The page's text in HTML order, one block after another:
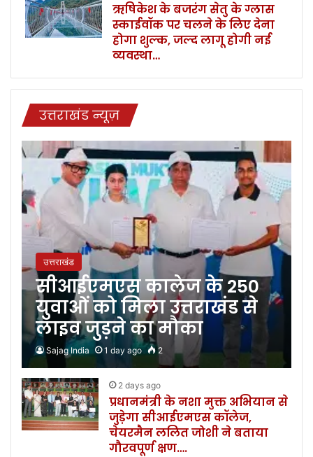
ऋषिकेश के बजरंग सेतु के ग्लास
स्काईवॉक पर चलने के लिए देना
होगा शुल्क, जल्द लागू होगी नई
व्यवस्था…
उत्तराखंड न्यूज़
उत्तराखंड
सीआईएमएस कालेज के 250
युवाओं को मिला उत्तराखंड से
लाइव जुड़ने का मौका
Sajag India 1 day ago 2
2 days ago
प्रधानमंत्री के नशा मुक्त अभियान से
जुड़ेगा सीआईएमएस कॉलेज,
चेयरमैन ललित जोशी ने बताया
गौरवपूर्ण क्षण….